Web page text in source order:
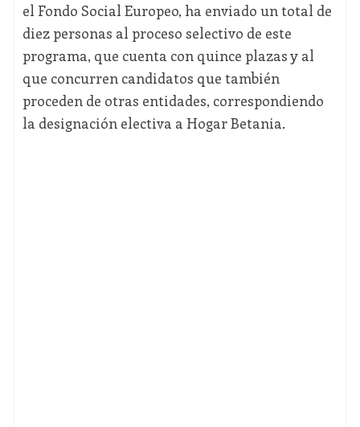
el Fondo Social Europeo, ha enviado un total de
diez personas al proceso selectivo de este
programa, que cuenta con quince plazas y al
que concurren candidatos que también
proceden de otras entidades, correspondiendo
la designación electiva a Hogar Betania.